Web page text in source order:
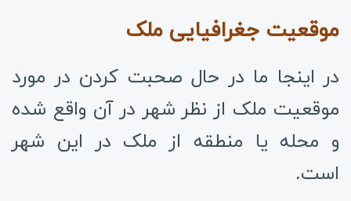
موقعیت جغرافیایی ملک
در اینجا ما در حال صحبت کردن در مورد
موقعیت ملک از نظر شهر در آن واقع شده
و محله یا منطقه از ملک در این شهر
است.